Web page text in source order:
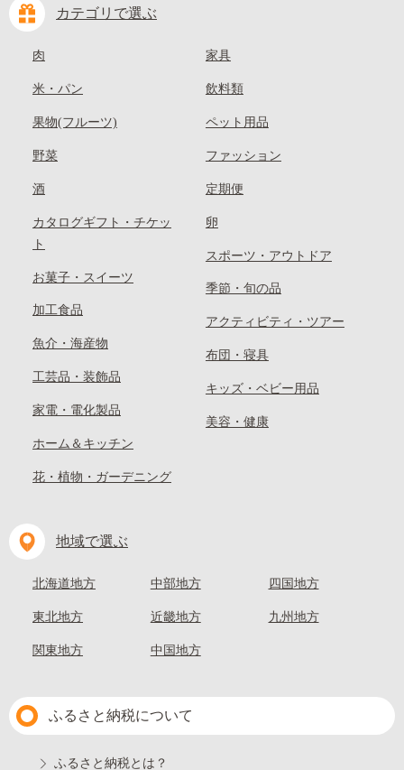
カテゴリで選ぶ
肉
米・パン
果物(フルーツ)
野菜
酒
カタログギフト・チケッ
ト
お菓子・スイーツ
加工食品
魚介・海産物
工芸品・装飾品
家電・電化製品
ホーム＆キッチン
花・植物・ガーデニング
家具
飲料類
ペット用品
ファッション
定期便
卵
スポーツ・アウトドア
季節・旬の品
アクティビティ・ツアー
布団・寝具
キッズ・ベビー用品
美容・健康
地域で選ぶ
北海道地方
東北地方
関東地方
中部地方
近畿地方
中国地方
四国地方
九州地方
ふるさと納税について
ふるさと納税とは？